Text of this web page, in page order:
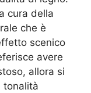
cura della
che è
scenico
avere
allora si
tonalità